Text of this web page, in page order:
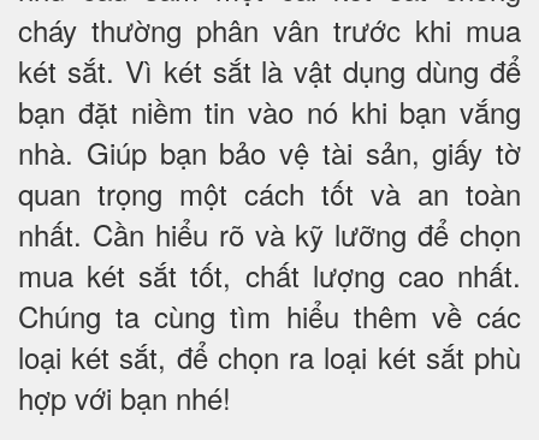
cháy thường phân vân trước khi mua
két sắt. Vì két sắt là vật dụng dùng để
bạn đặt niềm tin vào nó khi bạn vắng
nhà. Giúp bạn bảo vệ tài sản, giấy tờ
quan trọng một cách tốt và an toàn
nhất. Cần hiểu rõ và kỹ lưỡng để chọn
mua két sắt tốt, chất lượng cao nhất.
Chúng ta cùng tìm hiểu thêm về các
loại két sắt, để chọn ra loại két sắt phù
hợp với bạn nhé!